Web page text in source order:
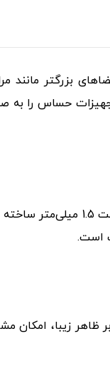
بزرگتر مانند
حساس را به
بدنه مقاوم از جنس ورق گالوانیزه با ضخامت 1.5 میلی‌متر:
است.
زیبا، امکان